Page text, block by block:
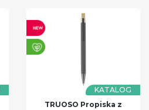
KATALOG
TRUOSO Propiska z